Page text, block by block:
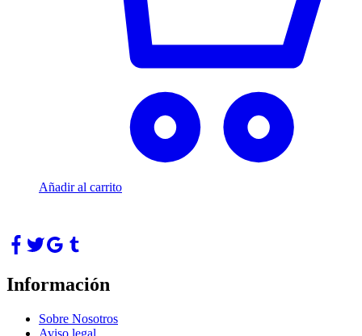
Añadir al carrito
Información
Sobre Nosotros
Aviso legal